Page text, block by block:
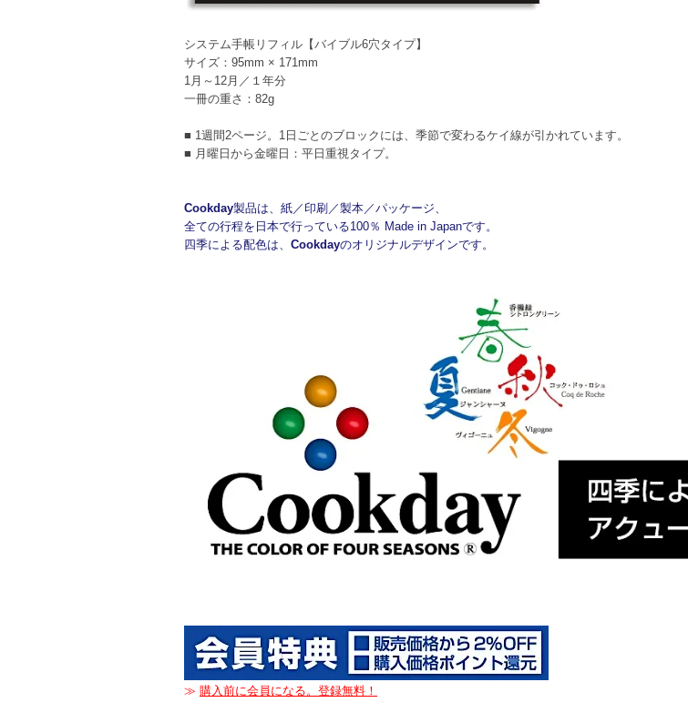
システム手帳リフィル【バイブル6穴タイプ】
サイズ：95mm × 171mm
1月～12月／１年分
一冊の重さ：82g
■ 1週間2ページ。1日ごとのブロックには、季節で変わるケイ線が引かれています。
■ 月曜日から金曜日：平日重視タイプ。
Cookday製品は、紙／印刷／製本／パッケージ、
全ての行程を日本で行っている100％ Made in Japanです。
四季による配色は、 Cookdayのオリジナルデザインです。
≫ 購入前に会員になる。登録無料！